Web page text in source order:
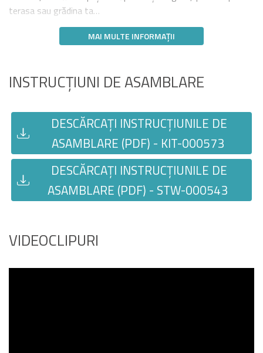
terasa sau grădina ta…
MAI MULTE INFORMAȚII
INSTRUCȚIUNI DE ASAMBLARE
DESCĂRCAȚI INSTRUCȚIUNILE DE
ASAMBLARE (PDF) - KIT-000573
DESCĂRCAȚI INSTRUCȚIUNILE DE
ASAMBLARE (PDF) - STW-000543
VIDEOCLIPURI